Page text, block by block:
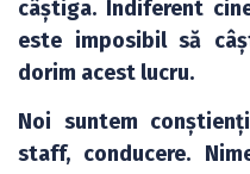
câștiga. Indiferent
este imposibil să
dorim acest lucru.
Noi suntem
staff, conducere.